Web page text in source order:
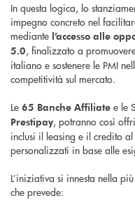
In questa logica, lo
impegno concreto nel
mediante l’accesso alle
5.0, finalizzato a
italiano e sostenere le PMI
competitività sul mercato.
Le 65 Banche Affiliate e le
Prestipay, potranno così
inclusi il leasing e il credito
personalizzati in base alle
L’iniziativa si innesta nella
che prevede: